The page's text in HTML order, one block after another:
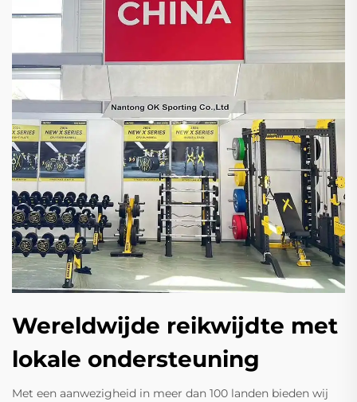
Wereldwijde reikwijdte met
lokale ondersteuning
Met een aanwezigheid in meer dan 100 landen bieden wij